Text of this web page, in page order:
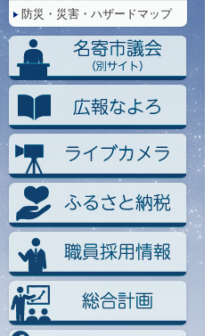
防災・災害・ハザードマップ